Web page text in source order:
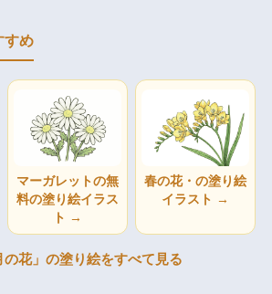
すめ
マーガレットの無
料の塗り絵イラス
ト →
春の花・の塗り絵
イラスト →
花」の塗り絵をすべて見る